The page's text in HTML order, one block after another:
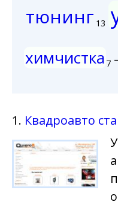
тюнинг 13
химчистка 7
1. Квадроавто